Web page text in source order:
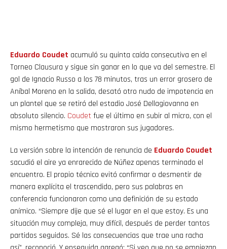
Eduardo Coudet acumuló su quinta caída consecutiva en el
Torneo Clausura y sigue sin ganar en lo que va del semestre. El
gol de Ignacio Russo a los 78 minutos, tras un error grosero de
Aníbal Moreno en la salida, desató otro nudo de impotencia en
un plantel que se retiró del estadio José Dellagiovanna en
absoluto silencio. Coudetfue el último en subir al micro, con el
mismo hermetismo que mostraron sus jugadores.
La versión sobre la intención de renuncia de Eduardo Coudet
sacudió el aire ya enrarecido de Núñez apenas terminado el
encuentro. El propio técnico evitó confirmar o desmentir de
manera explícita el trascendido, pero sus palabras en
conferencia funcionaron como una definición de su estado
anímico. “Siempre dije que sé el lugar en el que estoy. Es una
situación muy compleja, muy difícil, después de perder tantos
partidos seguidos. Sé las consecuencias que trae una racha